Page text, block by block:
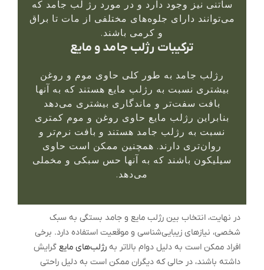
ساتنی نیز وجود دارد و در مورد رژ لب جامد که
می‌توانند دارای جلوه‌های مختلفی از مات تا براق
و کرمی باشند.
ترکیبات رژلب جامد و مایع
رژلب جامد به طور کلی حاوی موم و روغن
بیشتری نسبت به رژلب مایع هستند که به آنها
بافت سفت‌تر و ماندگاری بیشتری می‌دهد
بنابراین رژلب مایع حاوی روغن و موم کمتری
نسبت به رژلب جامد هستند و بافت نرم‌تر و
روان‌تری دارند. همچنین ممکن است حاوی
سیلیکون باشند که به آنها حس سبکی و مخملی
می‌دهد.
در نهایت، انتخاب بین رژلب مایع و جامد بستگی به سبک
شخصی، نیازهای زیبایی‌شناسی و موقعیت استفاده دارد. برخی
افراد ممکن است به دلیل دوام بالاتر به رژلب‌های مایع گرایش
داشته باشند، در حالی که دیگران ممکن است به دلیل راحتی